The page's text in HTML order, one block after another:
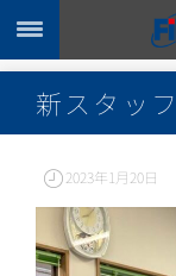
新スタッフ
2023年1月20日